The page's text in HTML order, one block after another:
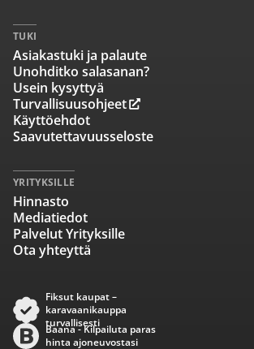
TUKI
Asiakastuki ja palaute
Unohditko salasanan?
Usein kysyttyä
Turvallisuusohjeet
Käyttöehdot
Saavutettavuusseloste
YRITYKSILLE
Hinnasto
Mediatiedot
Palvelut Yrityksille
Ota yhteyttä
Fiksut kaupat –
karavaanikauppa
turvallisesti
Baana - Kilpailuta paras
hinta ajoneuvostasi